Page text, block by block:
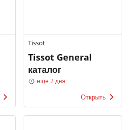
Tissot
Tissot General
каталог
еще 2 дня
Открыть